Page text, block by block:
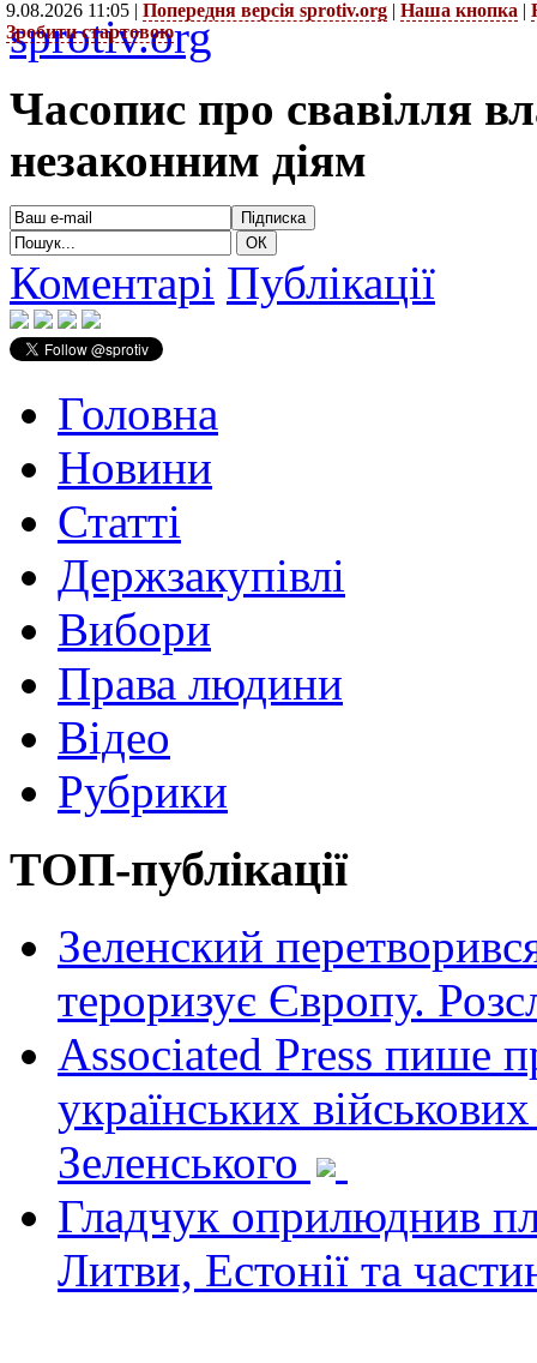
9.08.2026 11:05 | Попередня версія sprotiv.org | Наша кнопка |
Зробити стартовою
sprotiv.org
Часопис про свавілля
незаконним діям
Коментарі Публікації
Головна
Новини
Статті
Держзакупівлі
Вибори
Права людини
Відео
Рубрики
ТОП-публікації
Зеленский
тероризує Європу.
Associated Press пише
українських
Зеленського
Гладчук оприлюднив
Литви, Естонії та